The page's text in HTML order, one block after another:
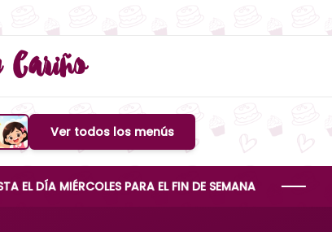
Cariño
menuVer todos los menús
PARA EL FIN DE SEMANA